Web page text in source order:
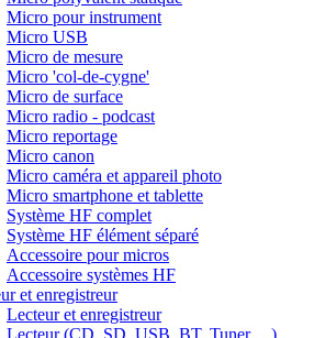
Micro pour instrument
Micro USB
Micro de mesure
Micro 'col-de-cygne'
Micro de surface
Micro radio - podcast
Micro reportage
Micro canon
Micro caméra et appareil photo
Micro smartphone et tablette
Système HF complet
Système HF élément séparé
Accessoire pour micros
Accessoire systèmes HF
et enregistreur
Lecteur et enregistreur
Lecteur (CD, SD, USB, BT, Tuner,…)